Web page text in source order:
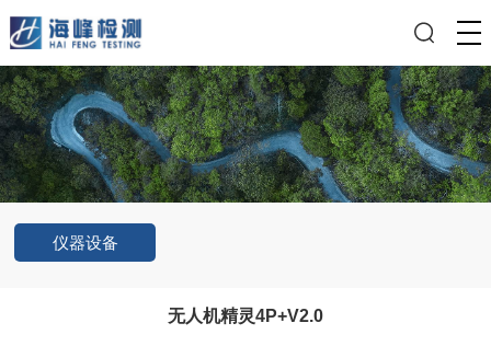
仪器设备
无人机精灵4P+V2.0